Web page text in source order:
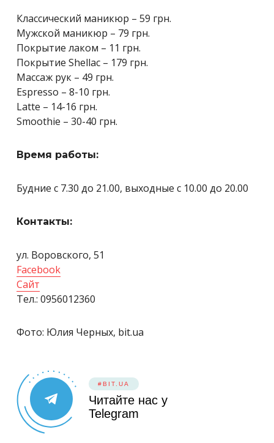
Классический маникюр – 59 грн.
Мужской маникюр – 79 грн.
Покрытие лаком – 11 грн.
Покрытие Shellac – 179 грн.
Массаж рук – 49 грн.
Espresso – 8-10 грн.
Latte – 14-16 грн.
Smoothie – 30-40 грн.
Время работы:
Будние с 7.30 до 21.00, выходные с 10.00 до 20.00
Контакты:
ул. Воровского, 51
Facebook
Сайт
Тел.: 0956012360
Фото: Юлия Черных, bit.ua
#BIT.UA
Читайте нас у
Telegram